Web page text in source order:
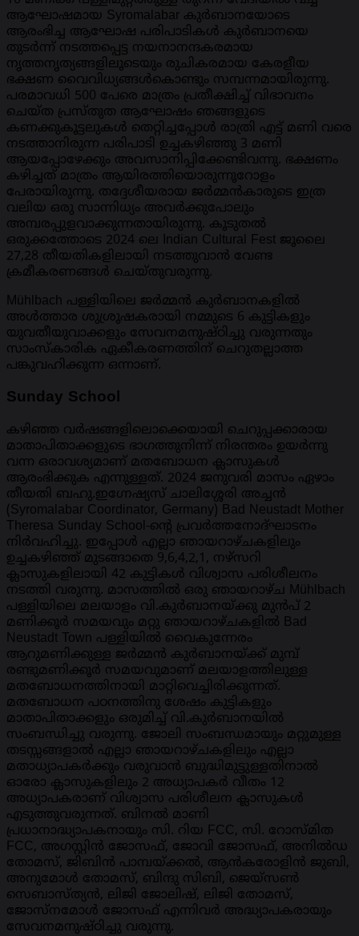
ആഘോഷമായ Syromalabar കുർബാനയോടെ
ആരംഭിച്ച ആഘോഷ പരിപാടികൾ കുർബാനയെ
തുടർന്ന് നടത്തപ്പെട്ട നയനാനന്ദകരമായ
നൃത്തനൃത്യങ്ങളിലൂടെയും രുചികരമായ കേരളീയ
ഭക്ഷണ വൈവിധ്യങ്ങൾകൊണ്ടും സമ്പന്നമായിരുന്നു.
പരമാവധി 500 പേരെ മാത്രം പ്രതീക്ഷിച്ച് വിഭാവനം
ചെയ്ത പ്രസ്തുത ആഘോഷം ഞങ്ങളുടെ
കണക്കുകൂട്ടലുകൾ തെറ്റിച്ചപ്പോൾ രാത്രി എട്ട് മണി വരെ
നടത്താനിരുന്ന പരിപാടി ഉച്ചകഴിഞ്ഞു 3 മണി
ആയപ്പോഴേക്കും അവസാനിപ്പിക്കേണ്ടിവന്നു. ഭക്ഷണം
കഴിച്ചത് മാത്രം ആയിരത്തിയൊരുന്നൂറോളം
പേരായിരുന്നു. തദ്ദേശീയരായ ജർമ്മൻകാരുടെ ഇത്ര
വലിയ ഒരു സാന്നിധ്യം അവർക്കുപോലും
അമ്പരപ്പുളവാക്കുന്നതായിരുന്നു. കൂടുതൽ
ഒരുക്കത്തോടെ 2024 ലെ Indian Cultural Fest ജൂലൈ
27,28 തീയതികളിലായി നടത്തുവാൻ വേണ്ട
ക്രമീകരണങ്ങൾ ചെയ്തുവരുന്നു.
Mühlbach പള്ളിയിലെ ജർമ്മൻ കുർബാനകളിൽ
അൾത്താര ശുശ്രൂഷകരായി നമ്മുടെ 6 കുട്ടികളും
യുവതീയുവാക്കളും സേവനമനുഷ്ഠിച്ചു വരുന്നതും
സാംസ്കാരിക ഏകീകരണത്തിന് ചെറുതല്ലാത്ത
പങ്കുവഹിക്കുന്ന ഒന്നാണ്.
Sunday School
കഴിഞ്ഞ വർഷങ്ങളിലൊക്കെയായി ചെറുപ്പക്കാരായ
മാതാപിതാക്കളുടെ ഭാഗത്തുനിന്ന് നിരന്തരം ഉയർന്നു
വന്ന ഒരാവശ്യമാണ് മതബോധന ക്ലാസുകൾ
ആരംഭിക്കുക എന്നുള്ളത്. 2024 ജനുവരി മാസം ഏഴാം
തീയതി ബഹു.ഇഗ്നേഷ്യസ് ചാലിശ്ശേരി അച്ചൻ
(Syromalabar Coordinator, Germany) Bad Neustadt Mother
Theresa Sunday School-ന്റെ പ്രവർത്തനോദ്ഘാടനം
നിർവഹിച്ചു. ഇപ്പോൾ എല്ലാ ഞായറാഴ്ചകളിലും
ഉച്ചകഴിഞ്ഞ് മുടങ്ങാതെ 9,6,4,2,1, നഴ്സറി
ക്ലാസുകളിലായി 42 കുട്ടികൾ വിശ്വാസ പരിശീലനം
നടത്തി വരുന്നു. മാസത്തിൽ ഒരു ഞായറാഴ്ച Mühlbach
പള്ളിയിലെ മലയാളം വി.കുർബാനയ്ക്കു മുൻപ് 2
മണിക്കൂർ സമയവും മറ്റു ഞായറാഴ്ചകളിൽ Bad
Neustadt Town പള്ളിയിൽ വൈകുന്നേരം
ആറുമണിക്കുള്ള ജർമ്മൻ കുർബാനയ്ക്ക് മുമ്പ്
രണ്ടുമണിക്കൂർ സമയവുമാണ് മലയാളത്തിലുള്ള
മതബോധനത്തിനായി മാറ്റിവെച്ചിരിക്കുന്നത്.
മതബോധന പഠനത്തിനു ശേഷം കുട്ടികളും
മാതാപിതാക്കളും ഒരുമിച്ച് വി.കുർബാനയിൽ
സംബന്ധിച്ചു വരുന്നു. ജോലി സംബന്ധമായും മറ്റുമുള്ള
തടസ്സങ്ങളാൽ എല്ലാ ഞായറാഴ്ചകളിലും എല്ലാ
മതാധ്യാപകർക്കും വരുവാൻ ബുദ്ധിമുട്ടുള്ളതിനാൽ
ഓരോ ക്ലാസുകളിലും 2 അധ്യാപകർ വീതം 12
അധ്യാപകരാണ് വിശ്വാസ പരിശീലന ക്ലാസുകൾ
എടുത്തുവരുന്നത്. ബിനൽ മാണി
പ്രധാനാദ്ധ്യാപകനായും സി. റിയ FCC, സി. റോസ്മിത
FCC, അഗസ്റ്റിൻ ജോസഫ്, ജോവി ജോസഫ്, അനിൽഡ
തോമസ്, ജിബിൻ പാമ്പയ്‌ക്കൽ, ആൻകരോളിൻ ജുബി,
അനുമോൾ തോമസ്, ബിന്ദു സിബി, ജെയ്‌സൺ
സെബാസ്ത്യൻ, ലിജി ജോലിഷ്, ലിജി തോമസ്,
ജോസ്‌നമോൾ ജോസഫ് എന്നിവർ അദ്ധ്യാപകരായും
സേവനമനുഷ്ഠിച്ചു വരുന്നു.